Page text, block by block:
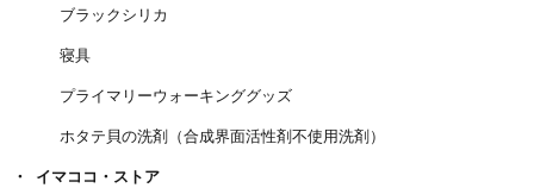
ブラックシリカ
寝具
プライマリーウォーキンググッズ
ホタテ貝の洗剤（合成界面活性剤不使用洗剤）
イマココ・ストア